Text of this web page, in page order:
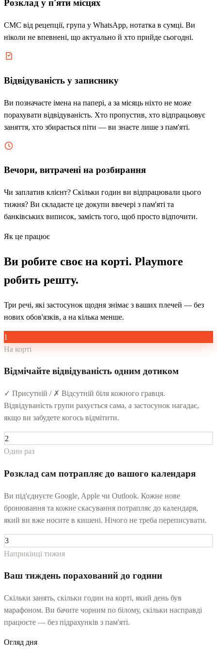
Розклад у п'яти місцях
СМС від рецепції, група у WhatsApp, нотатка в сумці. Ви
ніколи не впевнені, що актуально й хто прийде сьогодні.
Відвідуваність у записнику
Ви позначаєте імена на папері, а за місяць ніхто не може
порахувати відвідуваність. Хто пропустив, хто відпрацьовує
заняття, хто збирається піти — ви знаєте лише з пам'яті.
Вечори, витрачені на розбирання
Чи заплатив клієнт? Скільки годин ви відпрацювали цього
тижня? Ви складаєте це докупи ввечері з пам'яті та
банківських виписок, замість того, щоб просто відпочити.
Як це працює
Ви робите своє на корті. Playmore
робить решту.
Три речі, які застосунок щодня знімає з ваших плечей — без
нових обов'язків, а на кілька менше.
1
На корті
Відмічайте відвідуваність одним дотиком
✓ Присутній / ✗ Відсутній біля кожного гравця.
Відвідуваність групи рахується сама, а застосунок нагадає,
якщо ви забудете когось відмітити.
2
Один раз
Розклад сам потрапляє до вашого календаря
Ви під'єднуєте Google, Apple чи Outlook. Кожне нове
бронювання та кожне скасування потрапляє до календаря,
який ви вже носите в кишені. Нічого не треба переписувати.
3
Наприкінці тижня
Ваш тиждень порахований до години
Скільки занять, скільки годин на корті, який день був
марафоном. Ви бачите чорним по білому, скільки насправді
працюєте — без підрахунків з пам'яті.
Огляд дня